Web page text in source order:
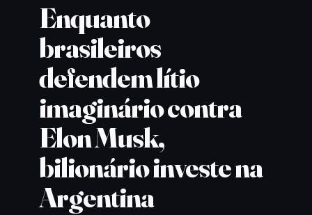
Enquanto
brasileiros
defendem lítio
imaginário contra
Elon Musk,
bilionário investe na
Argentina